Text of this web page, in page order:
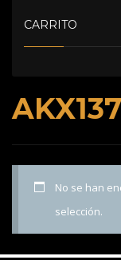
No se han
selección.
CARRITO